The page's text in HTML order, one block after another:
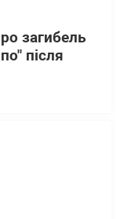
загибель
після